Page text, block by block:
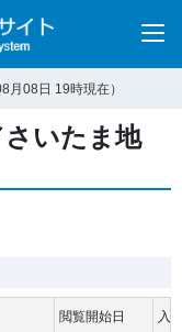
月08日 19時現在）
いたま地
閲覧開始日 入